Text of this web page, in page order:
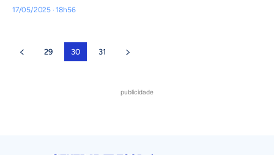
17/05/2025 · 18h56
29 30 31
publicidade